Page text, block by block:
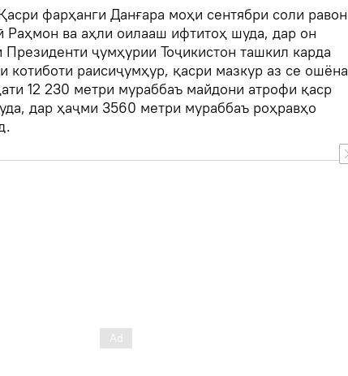
фарҳанги Данғара моҳи сентябри соли равон
Раҳмон ва аҳли оилааш ифтитоҳ шуда, дар он
Президенти ҷумҳурии Тоҷикистон ташкил карда
котиботи раисиҷумҳур, қасри мазкур аз се ошёна
12 230 метри мураббаъ майдони атрофи қаср
дар ҳаҷми 3560 метри мураббаъ роҳравҳо